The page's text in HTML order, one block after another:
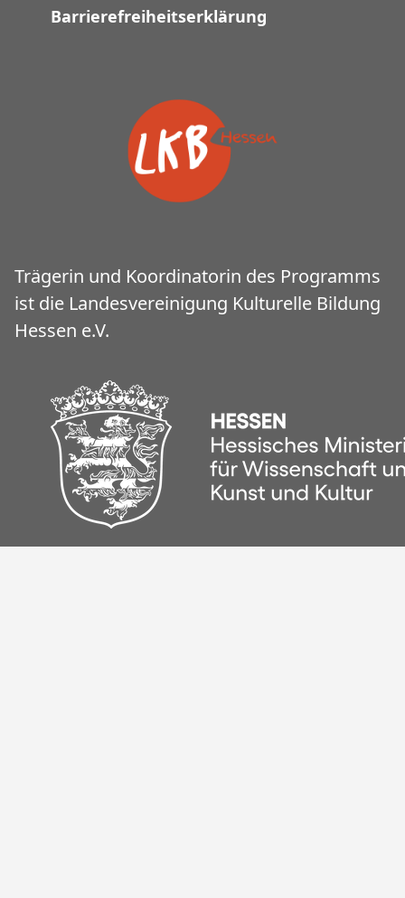
Barrierefreiheitserklärung
Trägerin und Koordinatorin des Programms
ist die Landesvereinigung Kulturelle Bildung
Hessen e.V.